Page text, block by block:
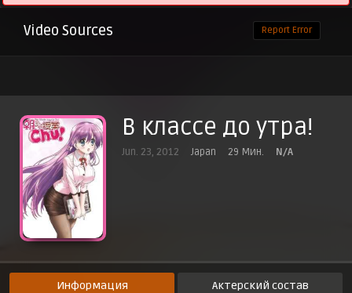
Video Sources Report Error
В классе до утра!
Jun. 23, 2012 Japan 29 Мин. N/A
Информация Актерский состав